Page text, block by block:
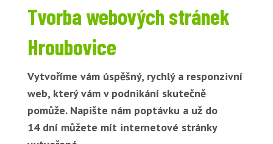
Tvorba webových stránek
Hroubovice
Vytvoříme vám úspěšný, rychlý a responzivní
web, který vám v podnikání skutečně
pomůže. Napište nám poptávku a už do
14 dní můžete mít internetové stránky